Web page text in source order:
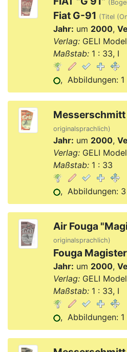
Fiat G-91 (Titel
Jahr: um 2000,
Verlag:GELI
Maßstab:1 : 33, I
, Abbildungen: 1
Messerschmitt
originalsprachlich)
Jahr: um 2000,
Verlag:GELI
Maßstab:1 : 33
, Abbildungen: 3
Air Fouga
originalsprachlich)
Fouga Magister
Jahr: um 2000,
Verlag:GELI
Maßstab:1 : 33, I
, Abbildungen: 1